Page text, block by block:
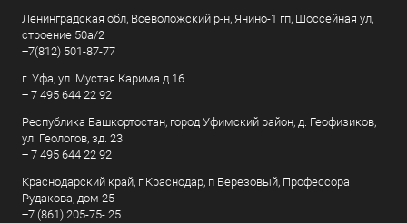
Ленинградская обл, Всеволожский р-н, Янино-1 гп, Шоссейная ул,
строение 50а/2
+7(812) 501-87-77
г. Уфа, ул. Мустая Карима д.16
+ 7 495 644 22 92
Республика Башкортостан, город Уфимский район, д. Геофизиков,
ул. Геологов, зд. 23
+ 7 495 644 22 92
Краснодарский край, г Краснодар, п Березовый, Профессора
Рудакова, дом 25
+7 (861) 205-75- 25